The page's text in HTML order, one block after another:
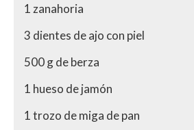
1 zanahoria
3 dientes de ajo con piel
500 g de berza
1 hueso de jamón
1 trozo de miga de pan